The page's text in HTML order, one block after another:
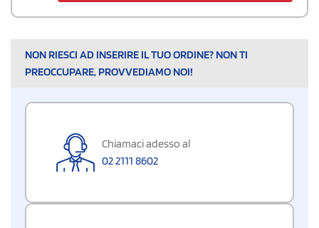
NON RIESCI AD INSERIRE IL TUO ORDINE? NON TI
PREOCCUPARE, PROVVEDIAMO NOI!
Chiamaci adesso al
02 2111 8602